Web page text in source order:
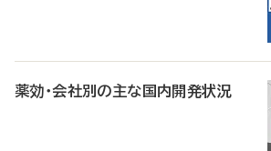
薬効・会社別の主な国内開発状況